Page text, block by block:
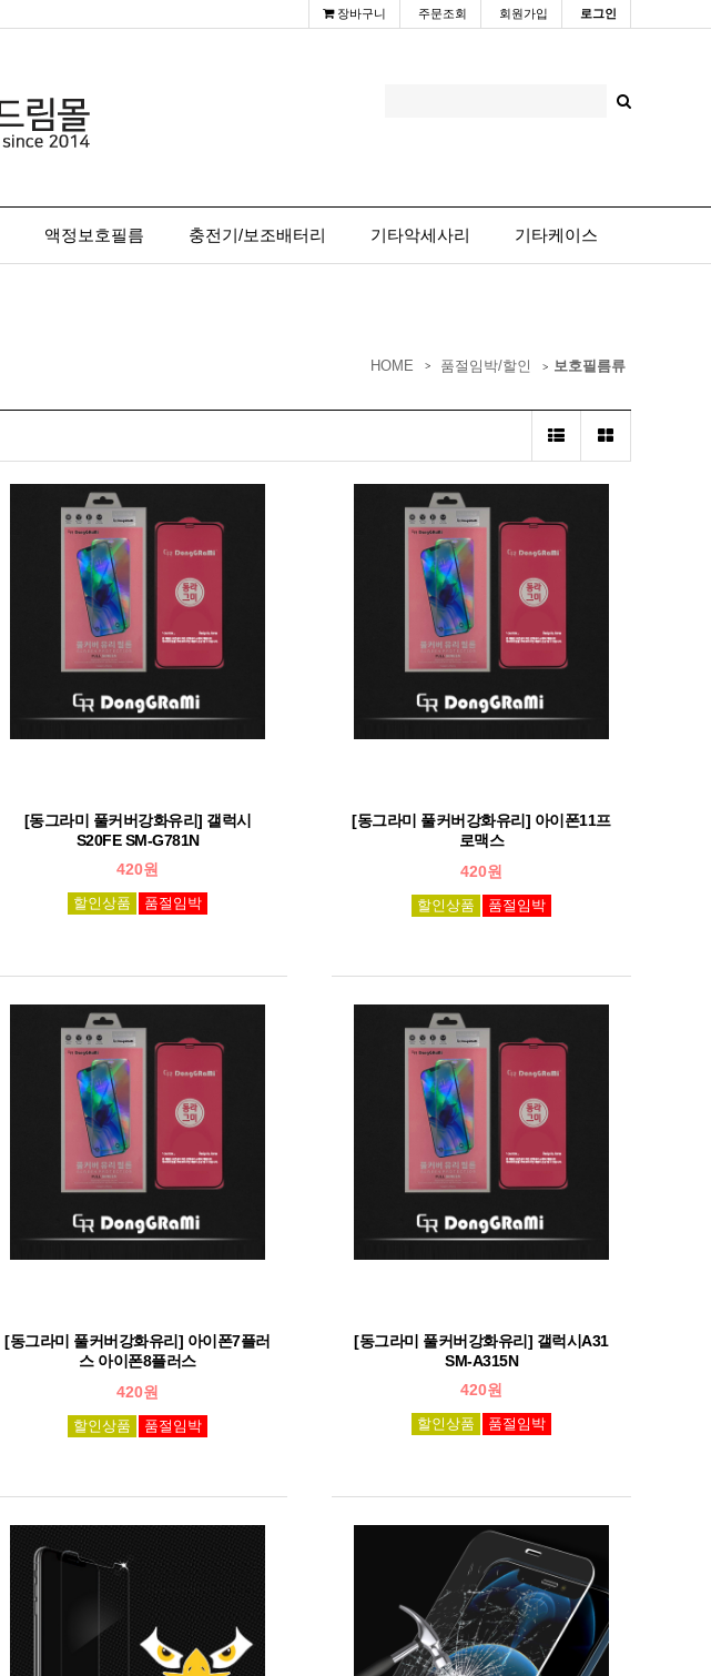
장바구니 주문조회 회원가입 로그인
액정보호필름 충전기/보조배터리 기타악세사리 기타케이스
HOME 품절임박/할인 보호필름류
[동그라미 풀커버강화유리] 갤럭시
S20FE SM-G781N
420원
할인상품 품절임박
[동그라미 풀커버강화유리] 아이폰11프
로맥스
420원
할인상품 품절임박
[동그라미 풀커버강화유리] 아이폰7플러
스 아이폰8플러스
420원
할인상품 품절임박
[동그라미 풀커버강화유리] 갤럭시A31
SM-A315N
420원
할인상품 품절임박